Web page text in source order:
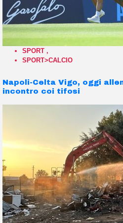
SPORT ,
SPORT>CALCIO
Napoli-Celta Vigo, oggi
incontro coi tifosi